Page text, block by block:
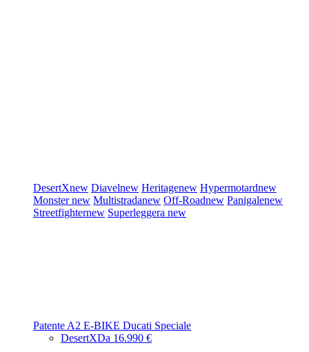
DesertXnew Diavelnew Heritagenew Hypermotardnew
Monsternew Multistradanew Off-Roadnew Panigalenew
Streetfighternew Superleggera new
Patente A2 E-BIKE Ducati Speciale
DesertXDa 16.990 €